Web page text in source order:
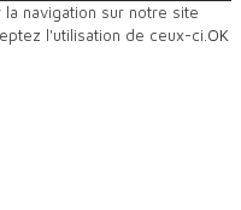
navigation sur notre site
l'utilisation de ceux-ci. OK